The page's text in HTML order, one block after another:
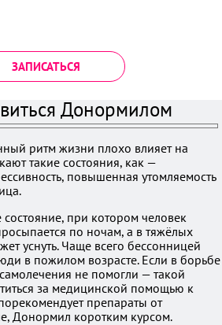
ЗАПИСАТЬСЯ
Донормилом
ритм жизни плохо влияет на
такие состояния, как —
повышенная утомляемость
при котором человек
по ночам, а в тяжёлых
уснуть. Чаще всего бессонницей
в пожилом возрасте. Если в борьбе
не помогли — такой
за медицинской помощью к
препараты от
Донормил коротким курсом.